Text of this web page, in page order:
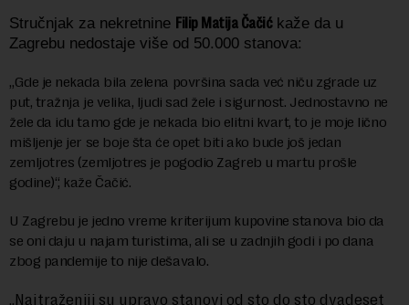
Stručnjak za nekretnine Filip Matija Čačićkaže da u
Zagrebu nedostaje više od 50.000 stanova:
„Gde je nekada bila zelena površina sada već niču zgrade uz
put, tražnja je velika, ljudi sad žele i sigurnost. Jednostavno ne
žele da idu tamo gde je nekada bio elitni kvart, to je moje lično
mišljenje jer se boje šta će opet biti ako bude još jedan
zemljotres (zemljotres je pogodio Zagreb u martu prošle
godine)“, kaže Čačić.
U Zagrebu je jedno vreme kriterijum kupovine stanova bio da
se oni daju u najam turistima, ali se u zadnjih godi i po dana
zbog pandemije to nije dešavalo.
„Najtraženiji su upravo stanovi od sto do sto dvadeset